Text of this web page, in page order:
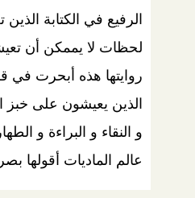
الرفيع في الكتابة
لحظات لا يممكن أن
روايتها هذه أبحرت في
الذين يعيشون على خبز
و النقاء و البراءة و
عالم الماديات أقولها